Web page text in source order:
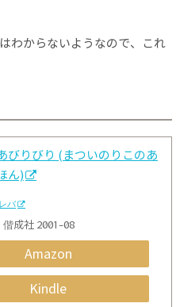
わからないようなので、これ
びりびり (まついのりこのあ
ん)
バ
偕成社 2001-08
Amazon
Kindle